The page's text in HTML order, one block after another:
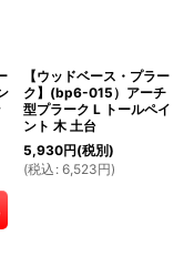
【ウッドベース・プラー
ク】(bp6-015）アーチ
型プラーク L トールペイ
ント 木 土台
5,930円(税別)
(税込 : 6,523円)